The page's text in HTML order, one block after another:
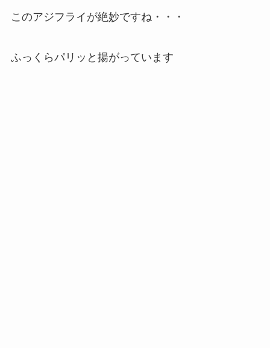
このアジフライが絶妙ですね・・・
ふっくらパリッと揚がっています